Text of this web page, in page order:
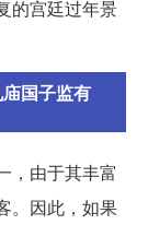
的宫廷过年景
国子监有
，由于其丰富
。因此，如果